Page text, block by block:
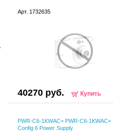
Арт. 1732635
40270 руб. Купить
PWR-C6-1KWAC= PWR-C6-1KWAC=
Config 6 Power Supply